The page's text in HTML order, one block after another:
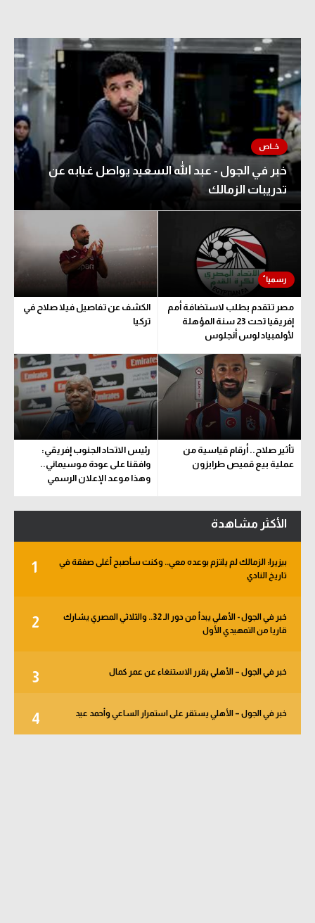
خبر في الجول - عبد الله السعيد يواصل غيابه عن
تدريبات الزمالك
مصر تتقدم بطلب لاستضافة أمم
إفريقيا تحت 23 سنة المؤهلة
لأولمبياد لوس أنجلوس
الكشف عن تفاصيل فيلا صلاح في
تركيا
تأثير صلاح.. أرقام قياسية من
عملية بيع قميص طرابزون
رئيس الاتحاد الجنوب إفريقي:
وافقنا على عودة موسيماني..
وهذا موعد الإعلان الرسمي
الأكثر مشاهدة
1
بيزيرا: الزمالك لم يلتزم بوعده معي.. وكنت سأصبح أغلى صفقة في
تاريخ النادي
2
خبر في الجول - الأهلي يبدأ من دور الـ 32.. والثلاثي المصري يشارك
قاريا من التمهيدي الأول
3 خبر في الجول – الأهلي يقرر الاستنغاء عن عمر كمال
4 خبر في الجول – الأهلي يستقر على استمرار الساعي وأحمد عيد